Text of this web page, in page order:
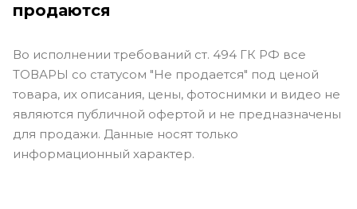
продаются
Во исполнении требований ст. 494 ГК РФ все
ТОВАРЫ со статусом "Не продается" под ценой
товара, их описания, цены, фотоснимки и видео не
являются публичной офертой и не предназначены
для продажи. Данные носят только
информационный характер.